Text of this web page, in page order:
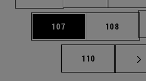
Página
107 Página
108
Página
110